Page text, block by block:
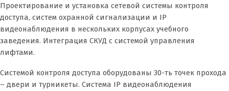
Проектирование и установка сетевой системы контроля
доступа, систем охранной сигнализации и IP
видеонаблюдения в нескольких корпусах учебного
заведения. Интеграция СКУД с системой управления
лифтами.
Системой контроля доступа оборудованы 30-ть точек прохода
– двери и турникеты. Система IP видеонаблюдения